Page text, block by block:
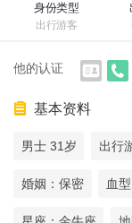
身份类型
出行游客
他的认证
基本资料
男士 31岁 出行
婚姻：保密 血